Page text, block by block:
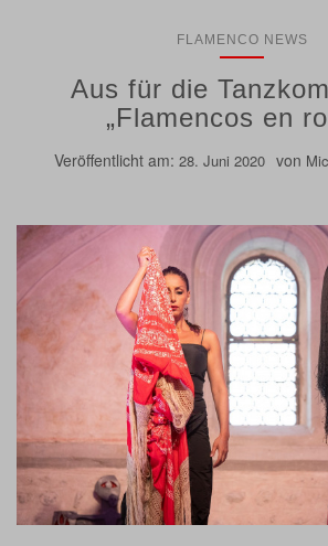
FLAMENCO NEWS
Aus für die
„Flamencos en
Veröffentlicht am: 28. Juni 2020 von